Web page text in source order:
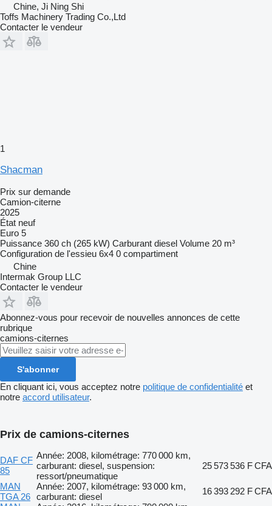
Chine, Ji Ning Shi
Toffs Machinery Trading Co.,Ltd
Contacter le vendeur
1
Shacman
Prix sur demande
Camion-citerne
2025
État neuf
Euro 5
Puissance 360 ch (265 kW) Carburant diesel Volume 20 m³
Configuration de l'essieu 6x4 0 compartiment
Chine
Intermak Group LLC
Contacter le vendeur
Abonnez-vous pour recevoir de nouvelles annonces de cette
rubrique
camions-citernes
S'abonner
En cliquant ici, vous acceptez notre politique de confidentialité et
notre accord utilisateur.
Prix de camions-citernes
DAF CF
85
Année: 2008, kilométrage: 770 000 km,
carburant: diesel, suspension:
ressort/pneumatique
25 573 536 F CFA
MAN
TGA 26
Année: 2007, kilométrage: 93 000 km,
carburant: diesel
16 393 292 F CFA